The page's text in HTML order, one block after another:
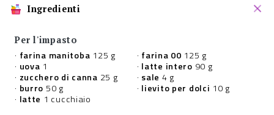
Ingredienti
Per l'impasto
farina manitoba 125 g farina 00 125 g
uova 1 latte intero 90 g
zucchero di canna 25 g sale 4 g
burro 50 g lievito per dolci 10 g
latte 1 cucchiaio